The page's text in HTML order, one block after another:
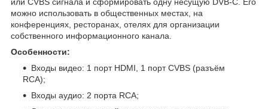
можно использовать в общественных местах, на
конференциях, ресторанах, отелях для организации
собственного информационного канала.
Особенности:
Входы видео: 1 порт HDMI, 1 порт CVBS (разъём
RCA);
Входы аудио: 2 порта RCA;